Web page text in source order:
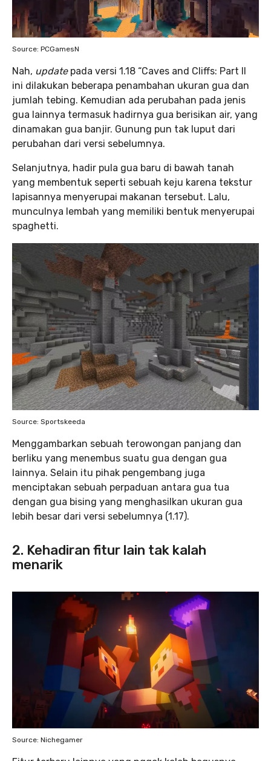
Source: PCGamesN
Nah, updatepada versi 1.18 “Caves and Cliffs: Part II
ini dilakukan beberapa penambahan ukuran gua dan
jumlah tebing. Kemudian ada perubahan pada jenis
gua lainnya termasuk hadirnya gua berisikan air, yang
dinamakan gua banjir. Gunung pun tak luput dari
perubahan dari versi sebelumnya.
Selanjutnya, hadir pula gua baru di bawah tanah
yang membentuk seperti sebuah keju karena tekstur
lapisannya menyerupai makanan tersebut. Lalu,
munculnya lembah yang memiliki bentuk menyerupai
spaghetti.
Source: Sportskeeda
Menggambarkan sebuah terowongan panjang dan
berliku yang menembus suatu gua dengan gua
lainnya. Selain itu pihak pengembang juga
menciptakan sebuah perpaduan antara gua tua
dengan gua bising yang menghasilkan ukuran gua
lebih besar dari versi sebelumnya (1.17).
2. Kehadiran fitur lain tak kalah
menarik
Source: Nichegamer